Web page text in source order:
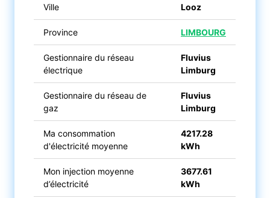
Ville Looz
Province LIMBOURG
Gestionnaire du réseau
électrique
Fluvius
Limburg
Gestionnaire du réseau de
gaz
Fluvius
Limburg
Ma consommation
d'électricité moyenne
4217.28
kWh
Mon injection moyenne
d’électricité
3677.61
kWh